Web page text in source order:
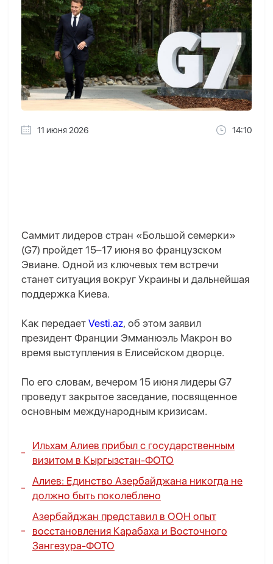
11 июня 2026 14:10
Саммит лидеров стран «Большой семерки»
(G7) пройдет 15–17 июня во французском
Эвиане. Одной из ключевых тем встречи
станет ситуация вокруг Украины и дальнейшая
поддержка Киева.
Как передает Vesti.az, об этом заявил
президент Франции Эмманюэль Макрон во
время выступления в Елисейском дворце.
По его словам, вечером 15 июня лидеры G7
проведут закрытое заседание, посвященное
основным международным кризисам.
Ильхам Алиев прибыл с государственным
визитом в Кыргызстан-ФОТО
Алиев: Единство Азербайджана никогда не
должно быть поколеблено
Азербайджан представил в ООН опыт
восстановления Карабаха и Восточного
Зангезура-ФОТО